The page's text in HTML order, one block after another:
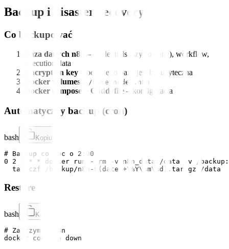
Backup i disaster recovery
Co backupować
Baza danych n8n
– credentials (szyfrowane), workflow,
execution data
Encryption key – bez niego baza jest bezużyteczna
Docker volumes
/home/node/.n8n
Docker compose + Caddyfile – konfiguracja
Automatyczny backup (cron)
bash Kopiuj
# Backup co noc o 2:00
0 2 * * * docker run --rm -v n8n_data:/data -v /
Restore
bash Kopiuj
# Zatrzymaj n8n
docker compose down